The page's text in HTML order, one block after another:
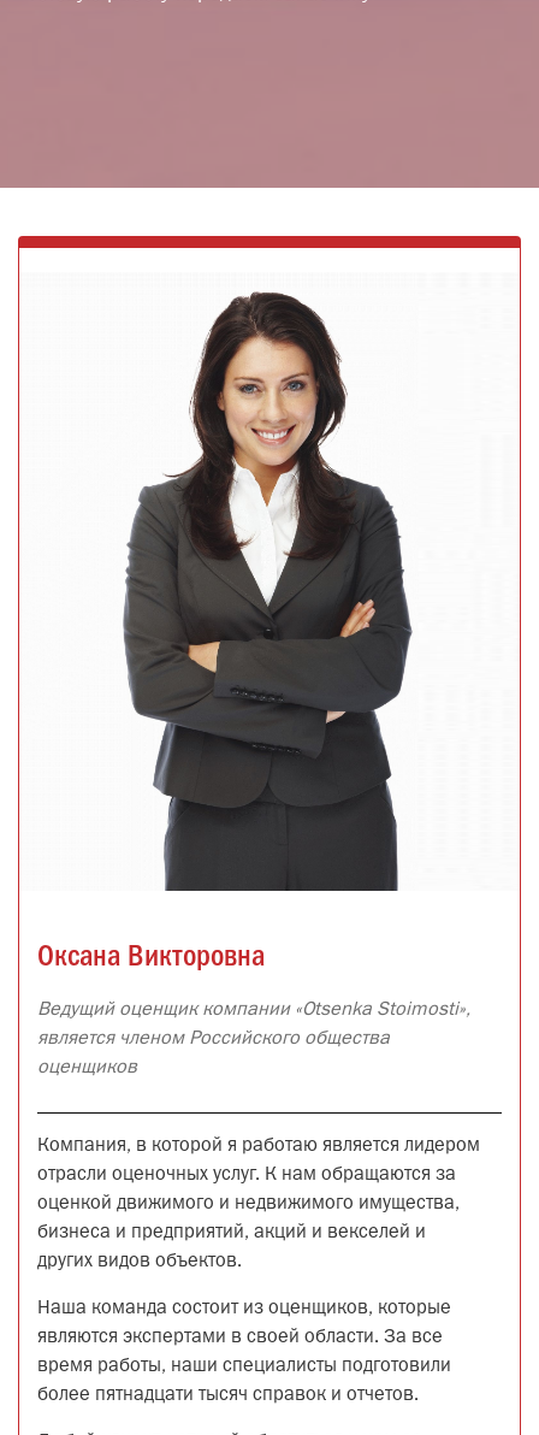
Оксана Викторовна
Ведущий оценщик компании «Otsenka Stoimosti»,
является членом Российского общества
оценщиков
Компания, в которой я работаю является лидером
отрасли оценочных услуг. К нам обращаются за
оценкой движимого и недвижимого имущества,
бизнеса и предприятий, акций и векселей и
других видов объектов.
Наша команда состоит из оценщиков, которые
являются экспертами в своей области. За все
время работы, наши специалисты подготовили
более пятнадцати тысяч справок и отчетов.